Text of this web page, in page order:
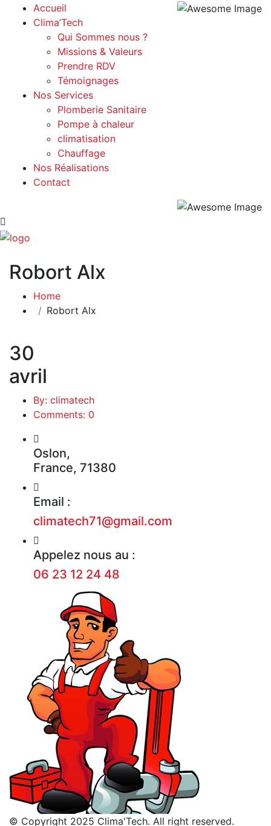
Accueil
Clima’Tech
Qui Sommes nous ?
Missions & Valeurs
Prendre RDV
Témoignages
Nos Services
Plomberie Sanitaire
Pompe à chaleur
climatisation
Chauffage
Nos Réalisations
Contact
Robort Alx
Home
Robort Alx
30
avril
By: climatech
Comments: 0
Oslon,
France, 71380
Email :
climatech71@gmail.com
Appelez nous au :
06 23 12 24 48
© Copyright 2025 Clima'Tech. All right reserved.